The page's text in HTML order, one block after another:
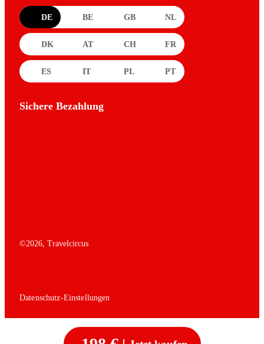
DE BE GB NL
DK AT CH FR
ES IT PL PT
Sichere Bezahlung
©2026 , Travelcircus
Datenschutz-Einstellungen